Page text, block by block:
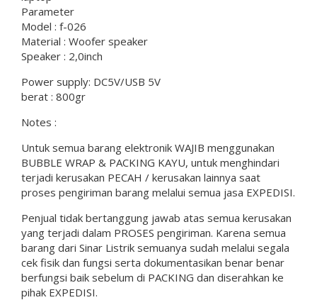
Parameter
Model : f-026
Material : Woofer speaker
Speaker : 2,0inch
Power supply: DC5V/USB 5V
berat : 800gr
Notes :
Untuk semua barang elektronik WAJIB menggunakan
BUBBLE WRAP & PACKING KAYU, untuk menghindari
terjadi kerusakan PECAH / kerusakan lainnya saat
proses pengiriman barang melalui semua jasa EXPEDISI.
Penjual tidak bertanggung jawab atas semua kerusakan
yang terjadi dalam PROSES pengiriman. Karena semua
barang dari Sinar Listrik semuanya sudah melalui segala
cek fisik dan fungsi serta dokumentasikan benar benar
berfungsi baik sebelum di PACKING dan diserahkan ke
pihak EXPEDISI.